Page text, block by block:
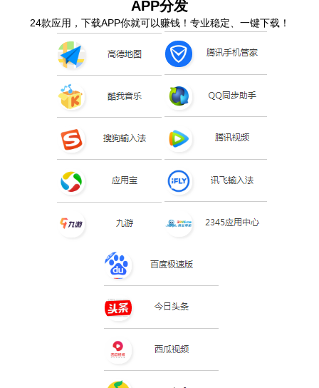
APP分发
24款应用，下载APP你就可以赚钱！专业稳定、一键下载！